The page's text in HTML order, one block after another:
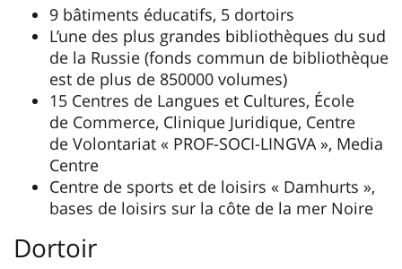
9 bâtiments éducatifs, 5 dortoirs
L’une des plus grandes bibliothèques du sud
de la Russie (fonds commun de bibliothèque
est de plus de 850000 volumes)
15 Centres de Langues et Cultures, École
de Commerce, Clinique Juridique, Centre
de Volontariat « PROF-SOCI-LINGVA », Media
Centre
Centre de sports et de loisirs « Damhurts »,
bases de loisirs sur la côte de la mer Noire
Dortoir